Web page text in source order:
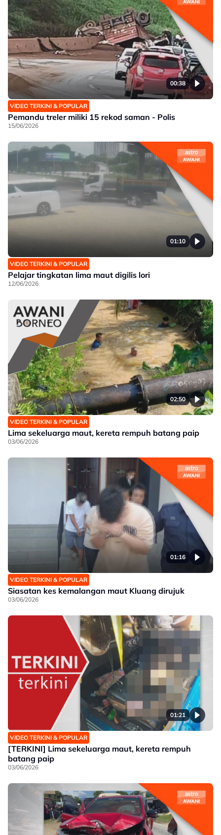
00:38
VIDEO TERKINI & POPULAR
Pemandu treler miliki 15 rekod saman - Polis
15/06/2026
01:10
VIDEO TERKINI & POPULAR
Pelajar tingkatan lima maut digilis lori
12/06/2026
02:50
VIDEO TERKINI & POPULAR
Lima sekeluarga maut, kereta rempuh batang paip
03/06/2026
01:16
VIDEO TERKINI & POPULAR
Siasatan kes kemalangan maut Kluang dirujuk
03/06/2026
01:21
VIDEO TERKINI & POPULAR
[TERKINI] Lima sekeluarga maut, kereta rempuh
batang paip
03/06/2026